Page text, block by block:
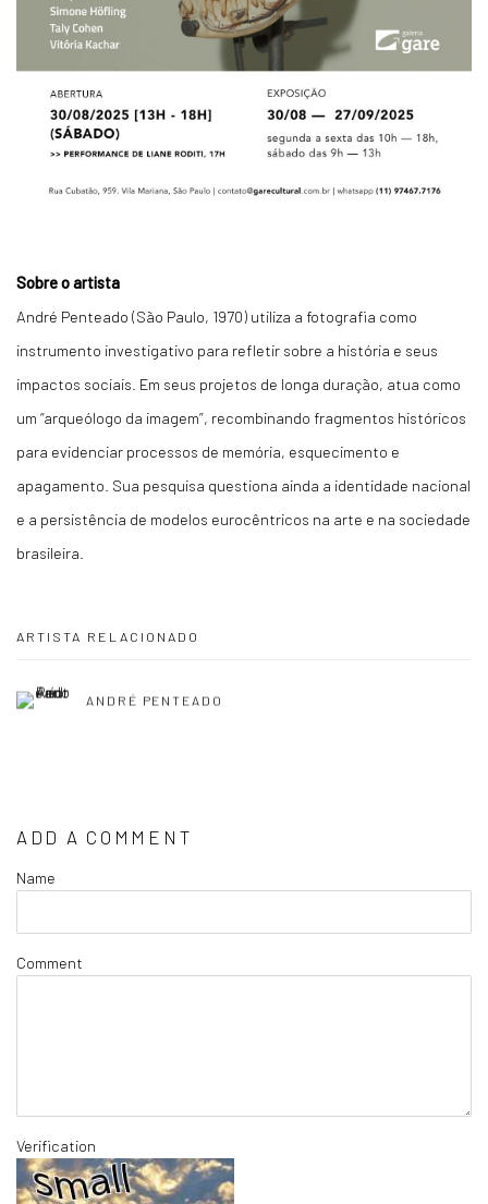
Sobre o artista
André Penteado (São Paulo, 1970) utiliza a fotografia como
instrumento investigativo para refletir sobre a história e seus
impactos sociais. Em seus projetos de longa duração, atua como
um “arqueólogo da imagem”, recombinando fragmentos históricos
para evidenciar processos de memória, esquecimento e
apagamento. Sua pesquisa questiona ainda a identidade nacional
e a persistência de modelos eurocêntricos na arte e na sociedade
brasileira.
ARTISTA RELACIONADO
ANDRÉ PENTEADO
ADD A COMMENT
Name
Comment
Verification